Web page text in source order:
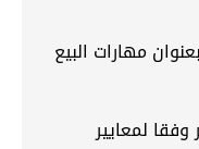
مهارات البيع
لمعايير